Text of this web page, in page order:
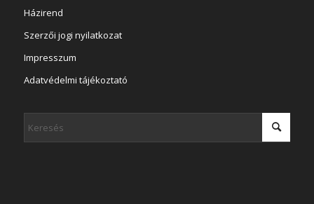
Házirend
Szerzői jogi nyilatkozat
Impresszum
Adatvédelmi tájékoztató